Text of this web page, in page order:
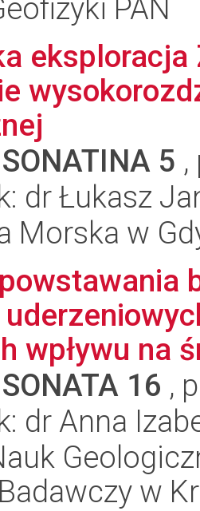
PAN
SONATINA 5
dr Łukasz
Morska w
wpływu na
SONATA 16 ,
dr Anna
w